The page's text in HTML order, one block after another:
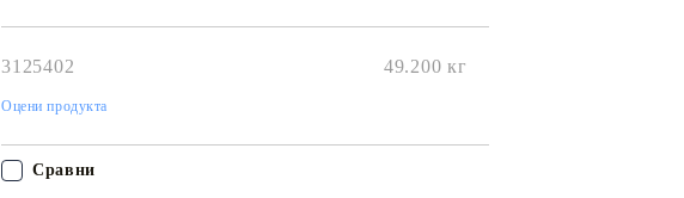
3125402 49.200 кг
Оцени продукта
Сравни